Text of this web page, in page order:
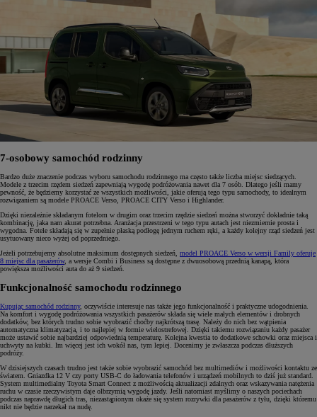
7-osobowy samochód rodzinny
Bardzo duże znaczenie podczas wyboru samochodu rodzinnego ma często także liczba miejsc siedzących.
Modele z trzecim rzędem siedzeń zapewniają wygodę podróżowania nawet dla 7 osób. Dlatego jeśli mamy
pewność, że będziemy korzystać ze wszystkich możliwości, jakie oferują tego typu samochody, to idealnym
rozwiązaniem są modele PROACE Verso, PROACE CITY Verso i Highlander.
Dzięki niezależnie składanym fotelom w drugim oraz trzecim rzędzie siedzeń można stworzyć dokładnie taką
kombinację, jaka nam akurat potrzebna. Aranżacja przestrzeni w tego typu autach jest niezmiernie prosta i
wygodna. Fotele składają się w zupełnie płaską podłogę jednym ruchem ręki, a każdy kolejny rząd siedzeń jest
usytuowany nieco wyżej od poprzedniego.
Jeżeli potrzebujemy absolutne maksimum dostępnych siedzeń, model PROACE Verso w wersji Family oferuje
8 miejsc dla pasażerów, a wersje Combi i Business są dostępne z dwuosobową przednią kanapą, która
powiększa możliwości auta do aż 9 siedzeń.
Funkcjonalność samochodu rodzinnego
Kupując samochód rodzinny, oczywiście interesuje nas także jego funkcjonalność i praktyczne udogodnienia.
Na komfort i wygodę podróżowania wszystkich pasażerów składa się wiele małych elementów i drobnych
dodatków, bez których trudno sobie wyobrazić choćby najkrótszą trasę. Należy do nich bez wątpienia
automatyczna klimatyzacja, i to najlepiej w formie wielostrefowej. Dzięki takiemu rozwiązaniu każdy pasażer
może ustawić sobie najbardziej odpowiednią temperaturę. Kolejna kwestia to dodatkowe schowki oraz miejsca i
uchwyty na kubki. Im więcej jest ich wokół nas, tym lepiej. Docenimy je zwłaszcza podczas dłuższych
podróży.
W dzisiejszych czasach trudno jest także sobie wyobrazić samochód bez multimediów i możliwości kontaktu ze
światem. Gniazdka 12 V czy porty USB-C do ładowania telefonów i urządzeń mobilnych to dziś już standard.
System multimedialny Toyota Smart Connect z możliwością aktualizacji zdalnych oraz wskazywania natężenia
ruchu w czasie rzeczywistym daje olbrzymią wygodę jazdy. Jeśli natomiast myślimy o naszych pociechach
podczas naprawdę długich tras, niezastąpionym okaże się system rozrywki dla pasażerów z tyłu, dzięki któremu
nikt nie będzie narzekał na nudę.